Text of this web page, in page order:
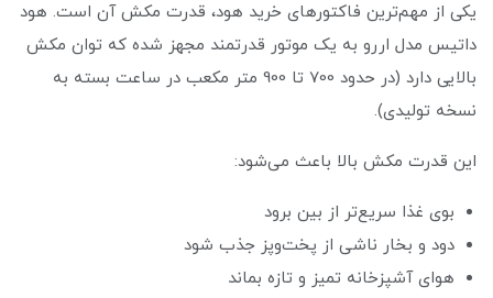
یکی از مهم‌ترین فاکتورهای خرید هود، قدرت مکش آن است. هود
داتیس مدل اررو به یک موتور قدرتمند مجهز شده که توان مکش
بالایی دارد (در حدود 700 تا 900 متر مکعب در ساعت بسته به
نسخه تولیدی).
این قدرت مکش بالا باعث می‌شود:
بوی غذا سریع‌تر از بین برود
دود و بخار ناشی از پخت‌وپز جذب شود
هوای آشپزخانه تمیز و تازه بماند